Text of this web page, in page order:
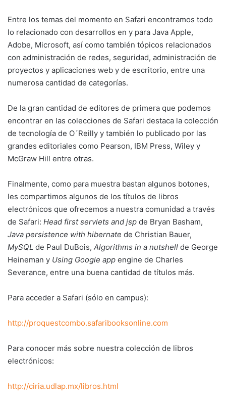
Entre los temas del momento en Safari encontramos todo
lo relacionado con desarrollos en y para Java Apple,
Adobe, Microsoft, así como también tópicos relacionados
con administración de redes, seguridad, administración de
proyectos y aplicaciones web y de escritorio, entre una
numerosa cantidad de categorías.
De la gran cantidad de editores de primera que podemos
encontrar en las colecciones de Safari destaca la colección
de tecnología de O´Reilly y también lo publicado por las
grandes editoriales como Pearson, IBM Press, Wiley y
McGraw Hill entre otras.
Finalmente, como para muestra bastan algunos botones,
les compartimos algunos de los títulos de libros
electrónicos que ofrecemos a nuestra comunidad a través
de Safari: Head first servlets and jsp de Bryan Basham,
Java persistence with hibernate de Christian Bauer,
MySQL de Paul DuBois, Algorithms in a nutshell de George
Heineman y Using Google app engine de Charles
Severance, entre una buena cantidad de títulos más.
Para acceder a Safari (sólo en campus):
http://proquestcombo.safaribooksonline.com
Para conocer más sobre nuestra colección de libros
electrónicos:
http://ciria.udlap.mx/libros.html